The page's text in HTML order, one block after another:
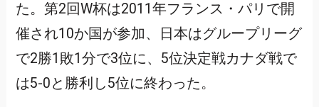
た。第2回W杯は2011年フランス・パリで開
催され10か国が参加、日本はグループリーグ
で2勝1敗1分で3位に、5位決定戦カナダ戦で
は5-0と勝利し5位に終わった。